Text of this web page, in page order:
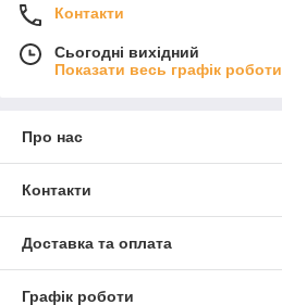
Контакти
Сьогодні вихідний
Показати весь графік роботи
Про нас
Контакти
Доставка та оплата
Графік роботи